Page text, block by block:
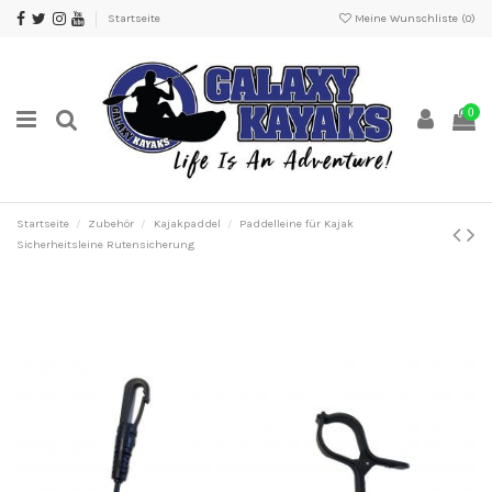
Startseite Meine Wunschliste (0)
0
Startseite Zubehör Kajakpaddel
Paddelleine für Kajak
Sicherheitsleine Rutensicherung